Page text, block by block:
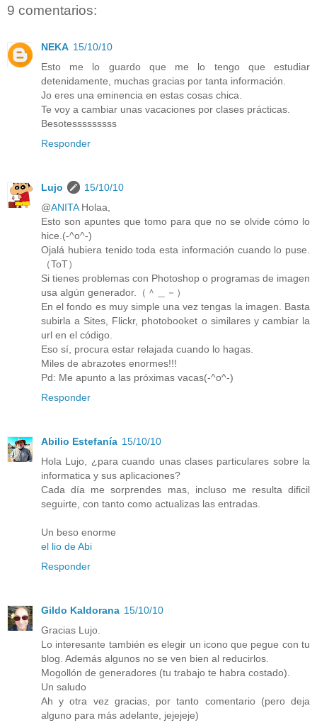
9 comentarios:
NEKA 15/10/10
Esto me lo guardo que me lo tengo que estudiar
detenidamente, muchas gracias por tanta información.
Jo eres una eminencia en estas cosas chica.
Te voy a cambiar unas vacaciones por clases prácticas.
Besotesssssssss
Responder
Lujo
15/10/10
@ANITAHolaa,
Esto son apuntes que tomo para que no se olvide cómo lo
hice.(-^o^-)
Ojalá hubiera tenido toda esta información cuando lo puse.
（ToT）
Si tienes problemas con Photoshop o programas de imagen
usa algún generador.（＾＿－）
En el fondo es muy simple una vez tengas la imagen. Basta
subirla a Sites, Flickr, photobooket o similares y cambiar la
url en el código.
Eso sí, procura estar relajada cuando lo hagas.
Miles de abrazotes enormes!!!
Pd: Me apunto a las próximas vacas(-^o^-)
Responder
Abilio Estefanía 15/10/10
Hola Lujo, ¿para cuando unas clases particulares sobre la
informatica y sus aplicaciones?
Cada día me sorprendes mas, incluso me resulta dificil
seguirte, con tanto como actualizas las entradas.
Un beso enorme
el lio de Abi
Responder
Gildo Kaldorana 15/10/10
Gracias Lujo.
Lo interesante también es elegir un icono que pegue con tu
blog. Además algunos no se ven bien al reducirlos.
Mogollón de generadores (tu trabajo te habra costado).
Un saludo
Ah y otra vez gracias, por tanto comentario (pero deja
alguno para más adelante, jejejeje)